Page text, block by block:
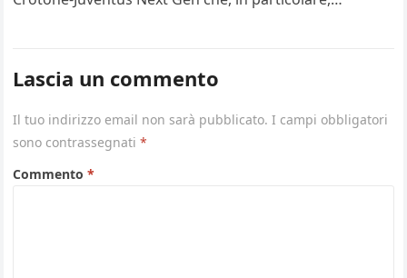
Lascia un commento
Il tuo indirizzo email non sarà pubblicato. I campi obbligatori
sono contrassegnati*
Commento*